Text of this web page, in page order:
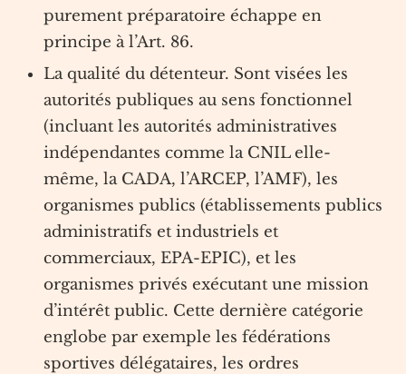
purement préparatoire échappe en
principe à l’Art. 86.
La qualité du détenteur. Sont visées les
autorités publiques au sens fonctionnel
(incluant les autorités administratives
indépendantes comme la CNIL elle-
même, la CADA, l’ARCEP, l’AMF), les
organismes publics (établissements publics
administratifs et industriels et
commerciaux, EPA-EPIC), et les
organismes privés exécutant une mission
d’intérêt public. Cette dernière catégorie
englobe par exemple les fédérations
sportives délégataires, les ordres